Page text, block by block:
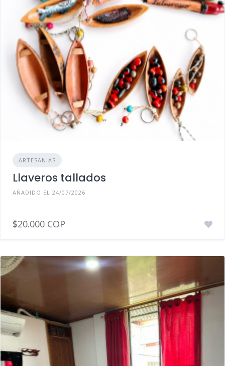
ARTESANIAS
Llaveros tallados
AÑADIDO EL 24/07/2026
$20.000 COP